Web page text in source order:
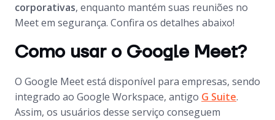
corporativas, enquanto mantém suas reuniões no
Meet em segurança. Confira os detalhes abaixo!
Como usar o Google Meet?
O Google Meet está disponível para empresas, sendo
integrado ao Google Workspace, antigo G Suite.
Assim, os usuários desse serviço conseguem